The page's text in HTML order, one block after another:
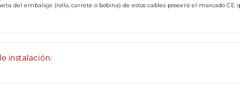
del embalaje (rollo, carrete o bobina) de estos cables poseerá el marcado CE
instalación: